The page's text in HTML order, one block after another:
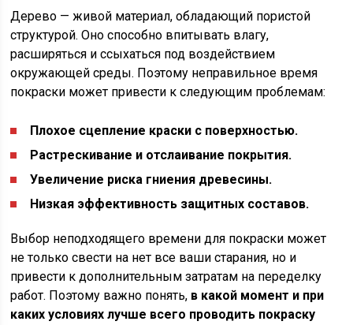
Дерево — живой материал, обладающий пористой
структурой. Оно способно впитывать влагу,
расширяться и ссыхаться под воздействием
окружающей среды. Поэтому неправильное время
покраски может привести к следующим проблемам:
Плохое сцепление краски с поверхностью.
Растрескивание и отслаивание покрытия.
Увеличение риска гниения древесины.
Низкая эффективность защитных составов.
Выбор неподходящего времени для покраски может
не только свести на нет все ваши старания, но и
привести к дополнительным затратам на переделку
работ. Поэтому важно понять, в какой момент и при
каких условиях лучше всего проводить покраску